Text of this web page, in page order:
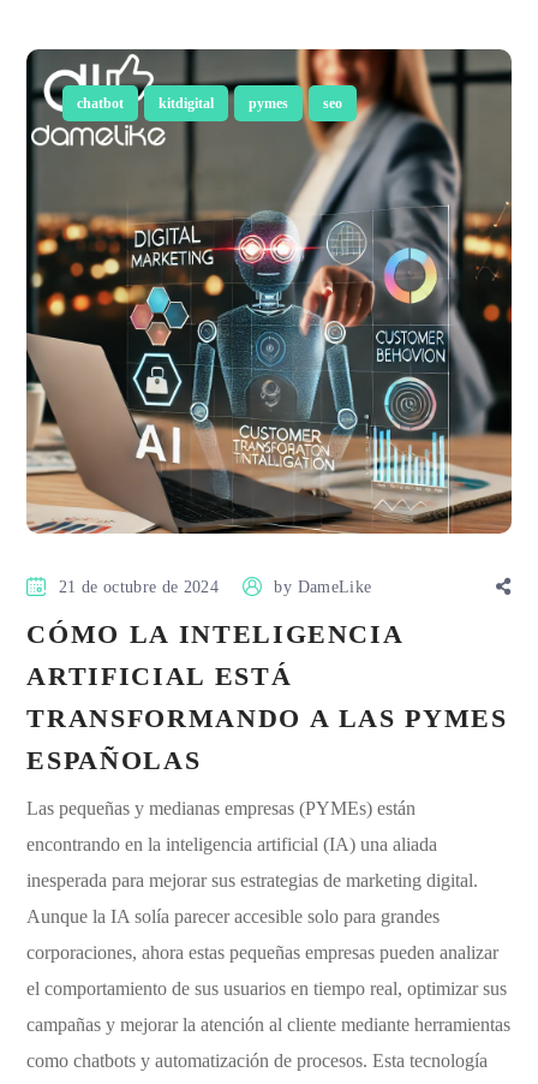
chatbot kitdigital pymes seo
21 de octubre de 2024 by DameLike
CÓMO LA INTELIGENCIA
ARTIFICIAL ESTÁ
TRANSFORMANDO A LAS PYMES
ESPAÑOLAS
Las pequeñas y medianas empresas (PYMEs) están
encontrando en la inteligencia artificial (IA) una aliada
inesperada para mejorar sus estrategias de marketing digital.
Aunque la IA solía parecer accesible solo para grandes
corporaciones, ahora estas pequeñas empresas pueden analizar
el comportamiento de sus usuarios en tiempo real, optimizar sus
campañas y mejorar la atención al cliente mediante herramientas
como chatbots y automatización de procesos. Esta tecnología